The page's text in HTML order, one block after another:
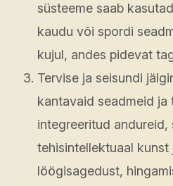
süsteeme saab
kaudu või spordi
kujul, andes pidevat
Tervise ja seisundi
kantavaid seadmeid ja
integreeritud andureid,
tehisintellektuaal kunst
löögisagedust,